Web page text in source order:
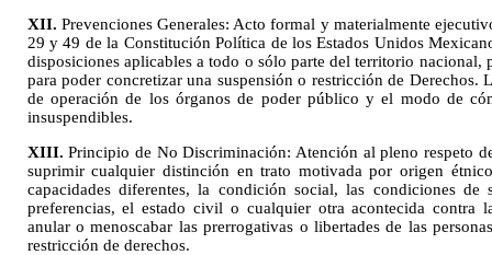
XII. Prevenciones Generales: Acto formal y materialmente
29 y 49 de la Constitución Política de los Estados Unidos
disposiciones aplicables a todo o sólo parte del territorio nacional,
para poder concretizar una suspensión o restricción de Derechos.
de operación de los órganos de poder público y el modo de
insuspendibles.
XIII. Principio de No Discriminación: Atención al pleno respeto
suprimir cualquier distinción en trato motivada por origen
capacidades diferentes, la condición social, las condiciones
preferencias, el estado civil o cualquier otra acontecida contra
anular o menoscabar las prerrogativas o libertades de las
restricción de derechos.